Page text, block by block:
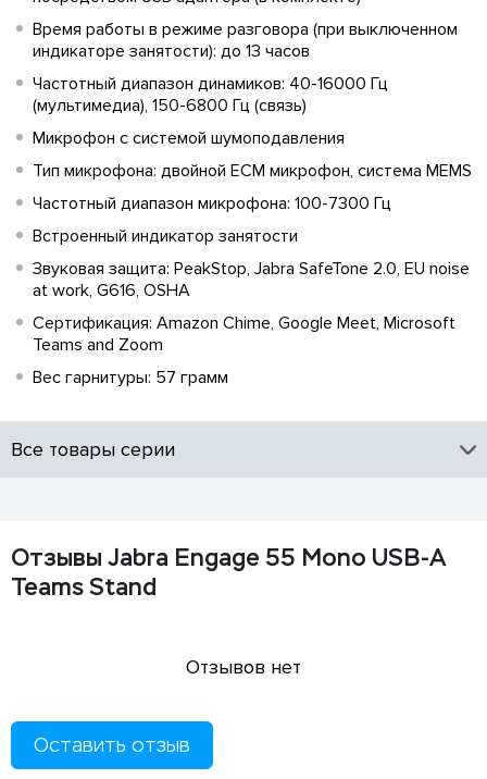
Время работы в режиме разговора (при выключенном
индикаторе занятости): до 13 часов
Частотный диапазон динамиков: 40-16000 Гц
(мультимедиа), 150-6800 Гц (связь)
Микрофон с системой шумоподавления
Тип микрофона: двойной ECM микрофон, система MEMS
Частотный диапазон микрофона: 100-7300 Гц
Встроенный индикатор занятости
Звуковая защита: PeakStop, Jabra SafeTone 2.0, EU noise
at work, G616, OSHA
Сертификация: Amazon Chime, Google Meet, Microsoft
Teams and Zoom
Вес гарнитуры: 57 грамм
Все товары серии
Отзывы Jabra Engage 55 Mono USB-A
Teams Stand
Отзывов нет
Оставить отзыв